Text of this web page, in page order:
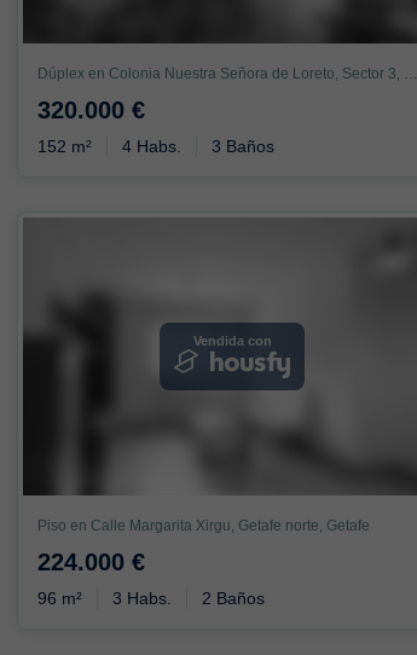
320.000 €
152 m² 4 Habs. 3 Baños
Vendida con
Piso en Calle Margarita Xirgu, Getafe norte, Getafe
224.000 €
96 m² 3 Habs. 2 Baños